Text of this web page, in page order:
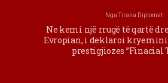
NgaTirana Diplomat
Ne kemi një rrugë të qartë
Evropian, i deklaroi
prestigjiozes ”Finacial